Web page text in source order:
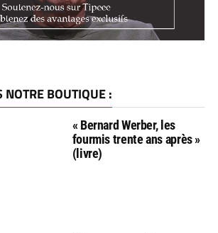
NOTRE BOUTIQUE :
« Bernard Werber, les
fourmis trente ans après »
(livre)